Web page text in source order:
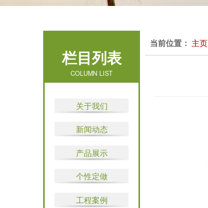
栏目列表
COLUMN LIST
关于我们
新闻动态
产品展示
个性定做
工程案例
当前位置： 主页